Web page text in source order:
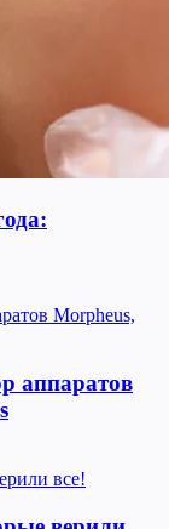
аппаратов